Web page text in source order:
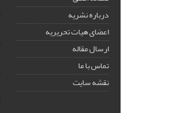
درباره نشریه
اعضای هیات تحریریه
ارسال مقاله
تماس با ما
نقشه سایت